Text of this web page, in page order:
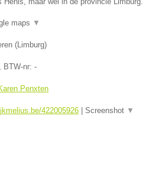
maps ▼
(Limburg)
, BTW-nr: -
Penxten
422005926 | Screenshot ▼